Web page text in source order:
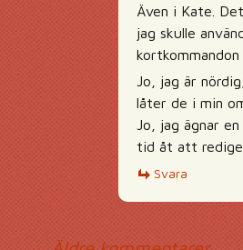
Även i Kate.
jag skulle
kortkommandon
Jo, jag är
låter de i min
Jo, jag ägnar
tid åt att
Svara